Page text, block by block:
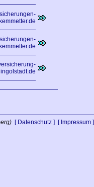
kemmetter.de
kemmetter.de
ingolstadt.de
[ Datenschutz ] [ Impressum ]